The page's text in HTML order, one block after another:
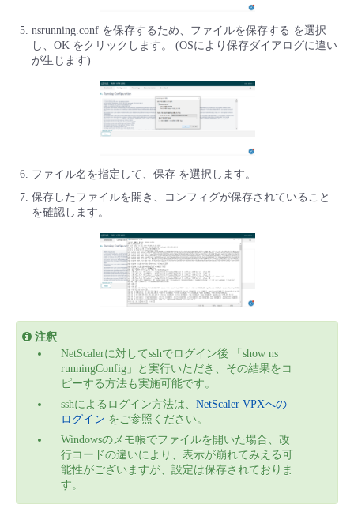
nsrunning.conf を保存するため、ファイルを保存する を選択
し、OK をクリックします。 (OSにより保存ダイアログに違い
が生じます)
ファイル名を指定して、保存 を選択します。
保存したファイルを開き、コンフィグが保存されていること
を確認します。
注釈
NetScalerに対してsshでログイン後 「show ns
runningConfig」と実行いただき、その結果をコ
ピーする方法も実施可能です。
sshによるログイン方法は、 NetScaler VPXへの
ログイン をご参照ください。
Windowsのメモ帳でファイルを開いた場合、改
行コードの違いにより、表示が崩れてみえる可
能性がございますが、設定は保存されておりま
す。